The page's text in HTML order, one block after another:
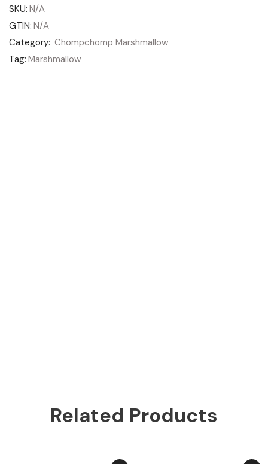
SKU: N/A
GTIN: N/A
Category: Chompchomp Marshmallow
Tag: Marshmallow
Related Products